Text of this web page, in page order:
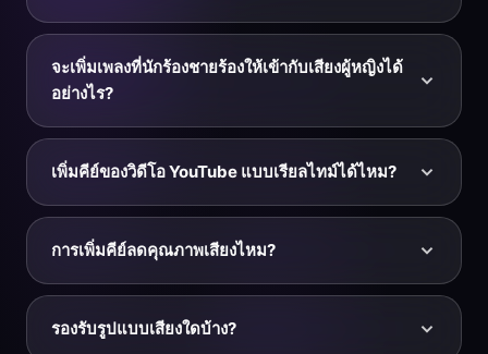
คุณ — และเครื่องมือเพิ่มคีย์คือวิธีที่เร็วที่สุดในการยกเพลงที่
ได้ — เป็นหนึ่งในการใช้งานที่พบบ่อยที่สุดของเครื่องมือเพิ่ม
คีย์ อัปโหลดคาราโอเกะหรือแบ็คกิ้งแทร็ก เพิ่มขึ้น 2–3 ครึ่ง
เสียง (การปรับที่พบบ่อยที่สุดเมื่อเพลงต่ำเกินไป) พรีวิวเพื่อ
ยืนยัน จากนั้นดาวน์โหลดแล้วขึ้นแสดงอย่างมั่นใจ
จะเพิ่มเพลงที่นักร้องชายร้องให้เข้ากับเสียงผู้หญิงได้
อย่างไร?
คีย์ผู้ชายทั่วไปต่ำกว่าคีย์ผู้หญิงที่สบายราว 3–5 ครึ่งเสียง ให้
เริ่มที่ประมาณ +3 ถึง +5 แล้วปรับตามหู ผู้หญิงบางคนชอบ
คงเพลงไว้ใกล้ 0 หรือลอง +12 ซึ่งเป็นค่าสูงสุด พรีวิวทั้งสอง
เพิ่มคีย์ของวิดีโอ YouTube แบบเรียลไทม์ได้ไหม?
ได้ — ติดตั้ง KeyPitch Chrome Extension ซึ่งเพิ่มแผงคีย์
และความเร็วบน YouTube โดยตรง ให้คุณเพิ่มคีย์วิดีโอใด
ก็ได้ทีละครึ่งเสียงแบบเรียลไทม์ โดยไม่ต้องดาวน์โหลด
เหมาะสำหรับฝึกซ้อมกับวิดีโอทางการ ช่องคาราโอเกะ และ
การเพิ่มคีย์ลดคุณภาพเสียงไหม?
การเพิ่ม 1–3 ครึ่งเสียงแทบไม่มีผลที่ได้ยิน การเพิ่มที่มากกว่า
อาจมีสิ่งแปลกปลอมเล็กน้อย — เสียงร้องอาจฟังบางลงหรือ
คล้าย "เสียงกระรอก" เมื่อเกิน +5 หรือ +6 KeyPitch ใช้
รองรับรูปแบบเสียงใดบ้าง?